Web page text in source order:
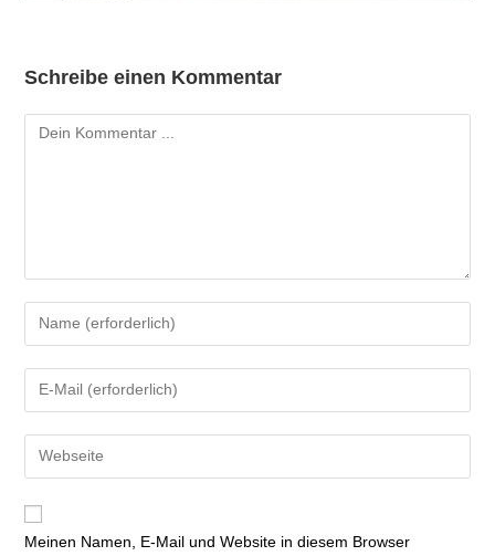
Schreibe einen Kommentar
Meinen Namen, E-Mail und Website in diesem Browser